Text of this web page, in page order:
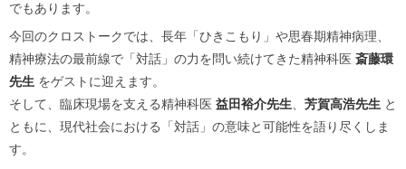
でもあります。
今回のクロストークでは、長年「ひきこもり」や思春期精神病理、
精神療法の最前線で「対話」の力を問い続けてきた精神科医 斎藤環
先生 をゲストに迎えます。
そして、臨床現場を支える精神科医 益田裕介先生、 芳賀高浩先生 と
ともに、現代社会における「対話」の意味と可能性を語り尽くしま
す。